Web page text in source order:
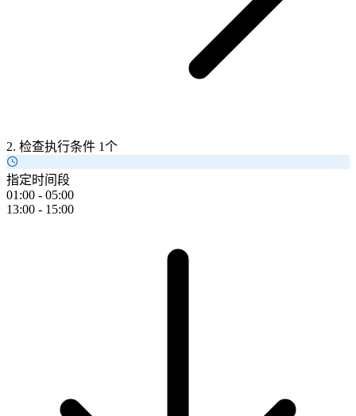
2. 检查执行条件 1个
指定时间段
01:00 - 05:00
13:00 - 15:00